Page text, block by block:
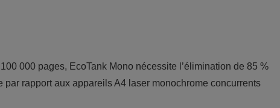
000 pages, EcoTank Mono nécessite l’élimination de 85 %
rapport aux appareils A4 laser monochrome concurrents